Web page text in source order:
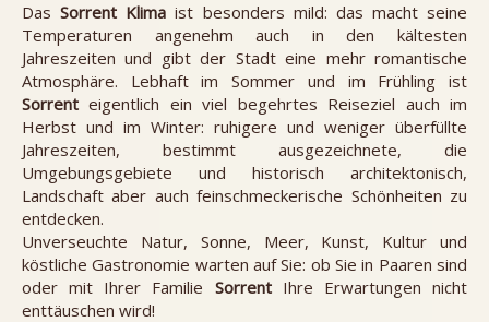
DasSorrent Klima ist besonders mild: das macht seine
Temperaturen angenehm auch in den kältesten
Jahreszeiten und gibt der Stadt eine mehr romantische
Atmosphäre. Lebhaft im Sommer und im Frühling ist
Sorrent eigentlich ein viel begehrtes Reiseziel auch im
Herbst und im Winter: ruhigere und weniger überfüllte
Jahreszeiten, bestimmt ausgezeichnete, die
Umgebungsgebiete und historisch architektonisch,
Landschaft aber auch feinschmeckerische Schönheiten zu
entdecken.
Unverseuchte Natur, Sonne, Meer, Kunst, Kultur und
köstliche Gastronomie warten auf Sie: ob Sie in Paaren sind
oder mit Ihrer Familie SorrentIhre Erwartungen nicht
enttäuschen wird!